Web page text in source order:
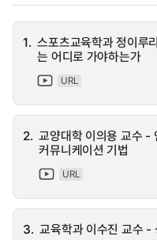
1. 스포츠교육학과 정이루
는 어디로 가야하는가
URL
2. 교양대학 이의용 교수 -
커뮤니케이션 기법
URL
3. 교육학과 이수진 교수 -